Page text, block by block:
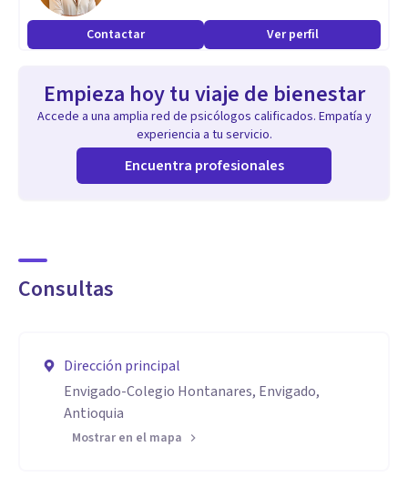
Contactar Ver perfil
Empieza hoy tu viaje de bienestar
Accede a una amplia red de psicólogos calificados. Empatía y
experiencia a tu servicio.
Encuentra profesionales
Consultas
Dirección principal
Envigado-Colegio Hontanares, Envigado,
Antioquia
Mostrar en el mapa